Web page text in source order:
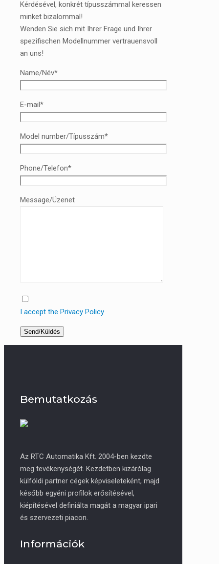
Kérdésével, konkrét típusszámmal keressen
minket bizalommal!
Wenden Sie sich mit Ihrer Frage und Ihrer
spezifischen Modellnummer vertrauensvoll
an uns!
Name/Név*
E-mail*
Model number/Típusszám*
Phone/Telefon*
Message/Üzenet
I accept the Privacy Policy
Bemutatkozás
Az RTC Automatika Kft. 2004-ben kezdte
meg tevékenységét. Kezdetben kizárólag
külföldi partner cégek képviseleteként, majd
később egyéni profilok erősítésével,
kiépítésével definiálta magát a magyar ipari
és szervezeti piacon.
Információk